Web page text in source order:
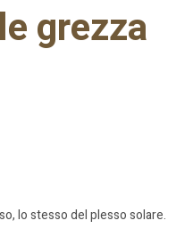
grezza
lo stesso del plesso solare.